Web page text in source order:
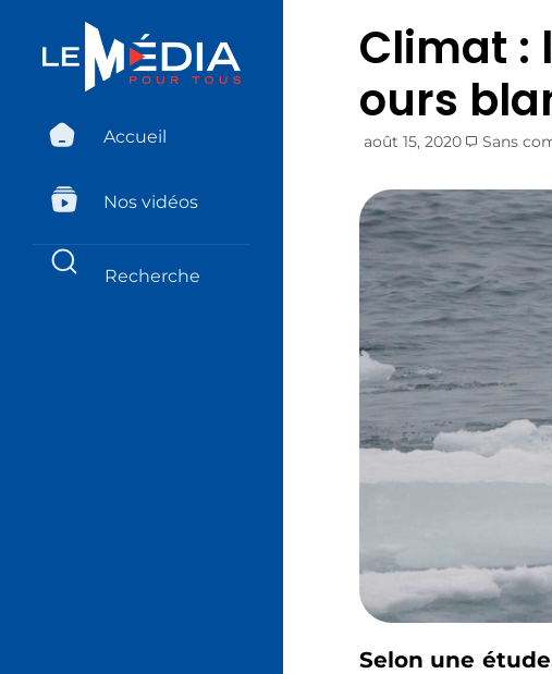
Accueil
Nos vidéos
Climat :
ours
août 15, 2020 Sans
Selon une